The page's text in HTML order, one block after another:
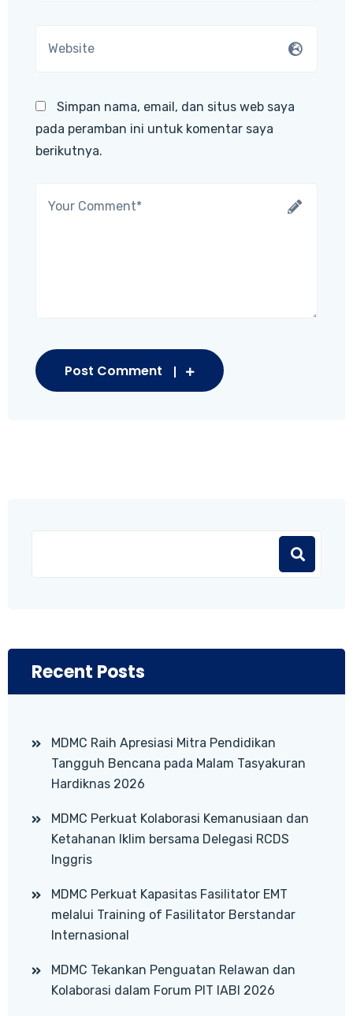
Simpan nama, email, dan situs web saya
pada peramban ini untuk komentar saya
berikutnya.
Post Comment
Recent Posts
MDMC Raih Apresiasi Mitra Pendidikan
Tangguh Bencana pada Malam Tasyakuran
Hardiknas 2026
MDMC Perkuat Kolaborasi Kemanusiaan dan
Ketahanan Iklim bersama Delegasi RCDS
Inggris
MDMC Perkuat Kapasitas Fasilitator EMT
melalui Training of Fasilitator Berstandar
Internasional
MDMC Tekankan Penguatan Relawan dan
Kolaborasi dalam Forum PIT IABI 2026